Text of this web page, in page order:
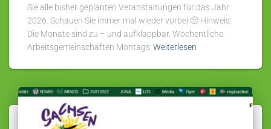
Sie alle bisher geplanten Veranstaltungen für das Jahr
2026. Schauen Sie immer mal wieder vorbei 🙂 Hinweis:
Die Monate sind zu – und aufklappbar. Wöchentliche
Arbeitsgemeinschaften Montags Weiterlesen